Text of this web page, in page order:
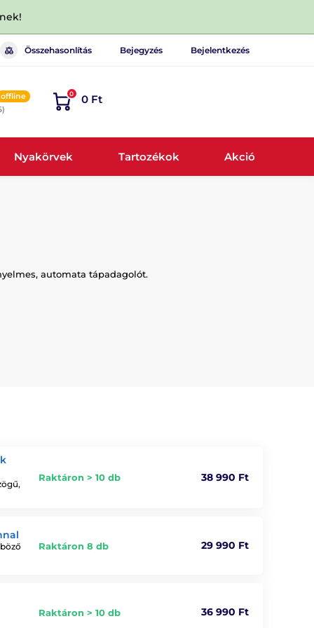
Összehasonlítás Bejegyzés Bejelentkezés
offline
0 0 Ft
Nyakörvek Tartozékok Akció
automata tápadagolót.
Raktáron > 10 db 38 990 Ft
Raktáron 8 db 29 990 Ft
Raktáron > 10 db 36 990 Ft